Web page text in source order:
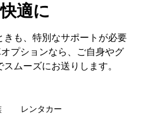
適に
も、特別なサポートが必要
プションなら、ご自身やグ
ムーズにお送りします。
レンタカー